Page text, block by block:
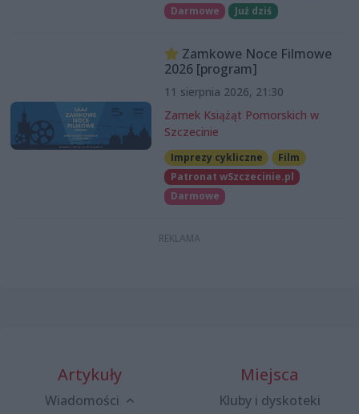
Darmowe
Już dziś
Zamkowe Noce Filmowe
2026 [program]
11 sierpnia 2026, 21:30
Zamek Książąt Pomorskich w
Szczecinie
Imprezy cykliczne
Film
Patronat wSzczecinie.pl
Darmowe
Artykuły
Wiadomości
Miejsca
Kluby i dyskoteki